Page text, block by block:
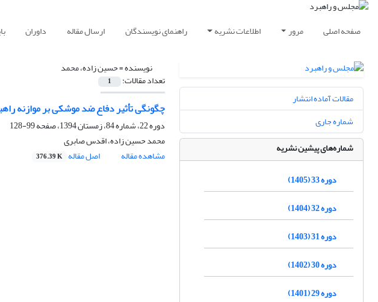
صفحه اصلی مرور اطلاعات نشریه راهنمای نویسندگان ارسال مقاله داوران
نویسنده =حسین زاده، محمد
تعداد مقالات: 1
چگونگی تأثیر دفاع ضد موشکی بر موازنه
دوره 22، شماره 84، زمستان 1394، صفحه
99-128
محمد حسین زاده، اقدس صابری
مشاهده مقاله
اصل مقاله 376.39 K
مقالات آماده انتشار
شماره جاری
شماره‌های پیشین نشریه
دوره 33 (1405)
دوره 32 (1404)
دوره 31 (1403)
دوره 30 (1402)
دوره 29 (1401)